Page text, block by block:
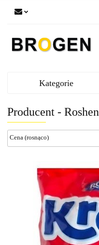
Kategorie
Producent - Roshen